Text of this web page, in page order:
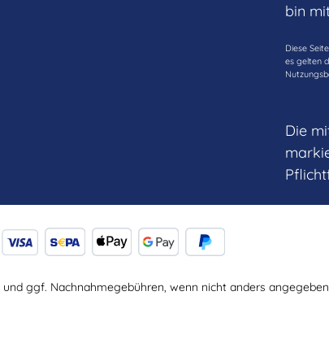
bin
Diese
es gelten
Die
und ggf. Nachnahmegebühren, wenn nicht anders